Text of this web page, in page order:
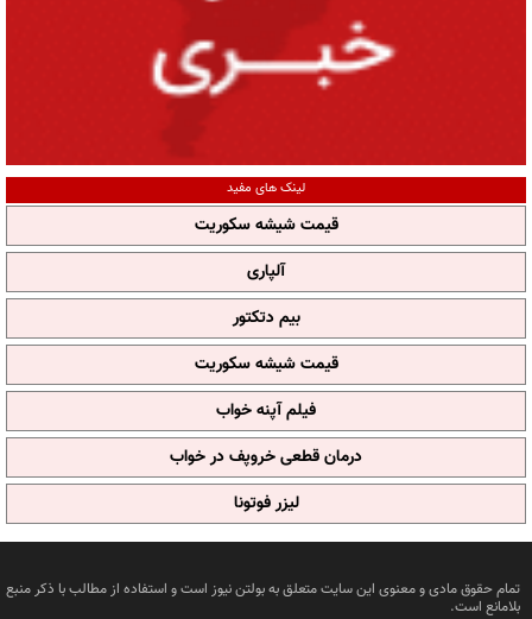
لینک های مفید
قیمت شیشه سکوریت
آلپاری
بیم دتکتور
قیمت شیشه سکوریت
فیلم آپنه خواب
درمان قطعی خروپف در خواب
لیزر فوتونا
تمام حقوق مادی و معنوی این سایت متعلق به بولتن نیوز است و استفاده از مطالب با ذکر منبع
بلامانع است.